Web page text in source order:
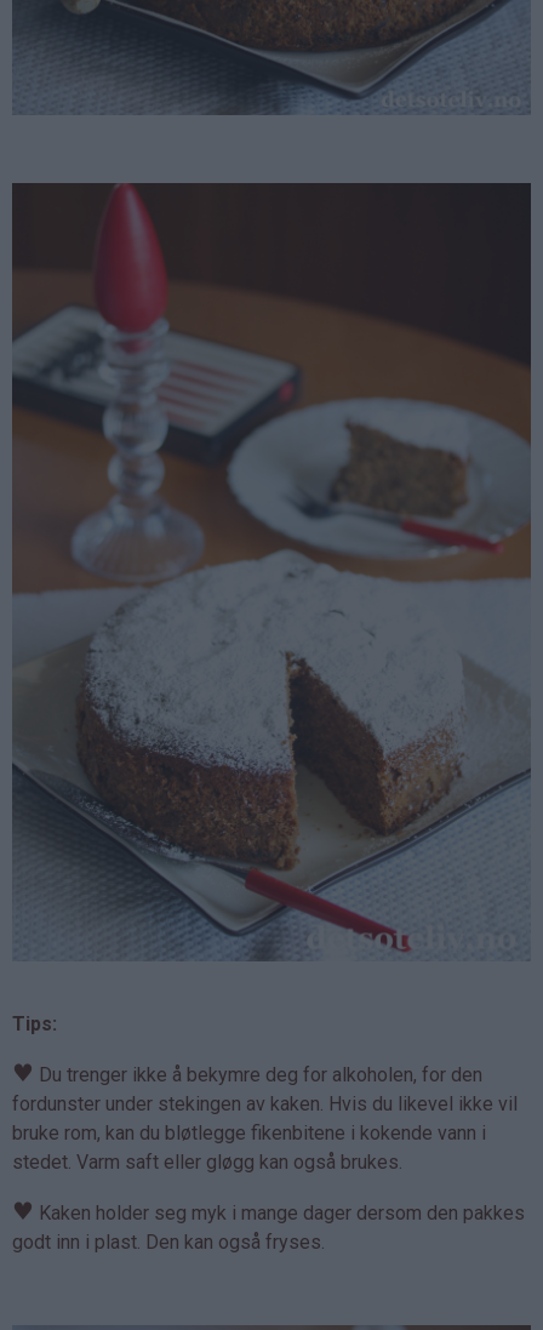
Tips:
♥ Du trenger ikke å bekymre deg for alkoholen, for den
fordunster under stekingen av kaken. Hvis du likevel ikke vil
bruke rom, kan du bløtlegge fikenbitene i kokende vann i
stedet. Varm saft eller gløgg kan også brukes.
♥ Kaken holder seg myk i mange dager dersom den pakkes
godt inn i plast. Den kan også fryses.